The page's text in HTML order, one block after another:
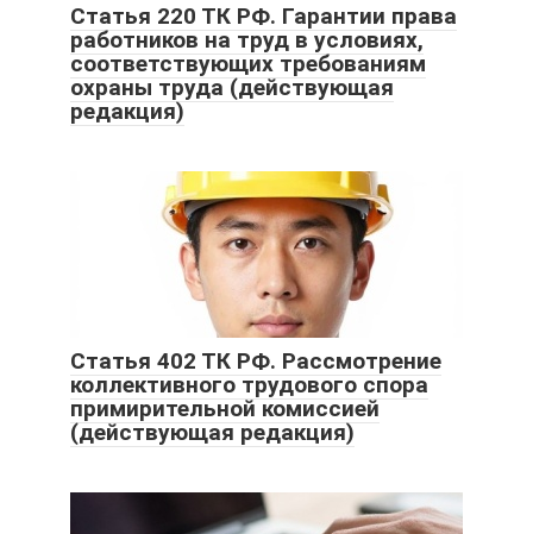
Статья 220 ТК РФ. Гарантии права
работников на труд в условиях,
соответствующих требованиям
охраны труда (действующая
редакция)
Статья 402 ТК РФ. Рассмотрение
коллективного трудового спора
примирительной комиссией
(действующая редакция)